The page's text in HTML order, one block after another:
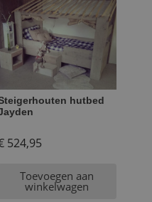
hutbed
524,95
Toevoegen aan
winkelwagen